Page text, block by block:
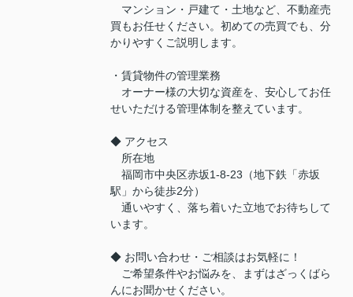
マンション・戸建て・土地など、不動産売
買もお任せください。初めての売買でも、分
かりやすくご説明します。
・賃貸物件の管理業務
オーナー様の大切な資産を、安心してお任
せいただける管理体制を整えています。
◆ アクセス
所在地
福岡市中央区赤坂1-8-23（地下鉄「赤坂
駅」から徒歩2分）
通いやすく、落ち着いた立地でお待ちして
います。
◆ お問い合わせ・ご相談はお気軽に！
ご希望条件やお悩みを、まずはざっくばら
んにお聞かせください。